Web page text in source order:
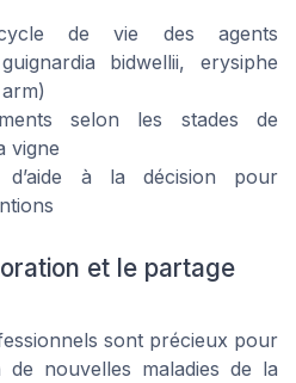
de vie des agents
bidwellii, erysiphe
selon les stades de
vigne
d’aide à la décision pour
et le partage
sont précieux pour
de nouvelles maladies de la